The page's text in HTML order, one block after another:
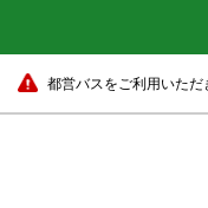
都営バスをご利用いただ